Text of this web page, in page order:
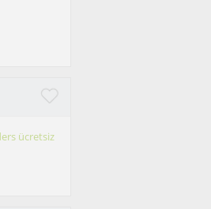
ücretsiz